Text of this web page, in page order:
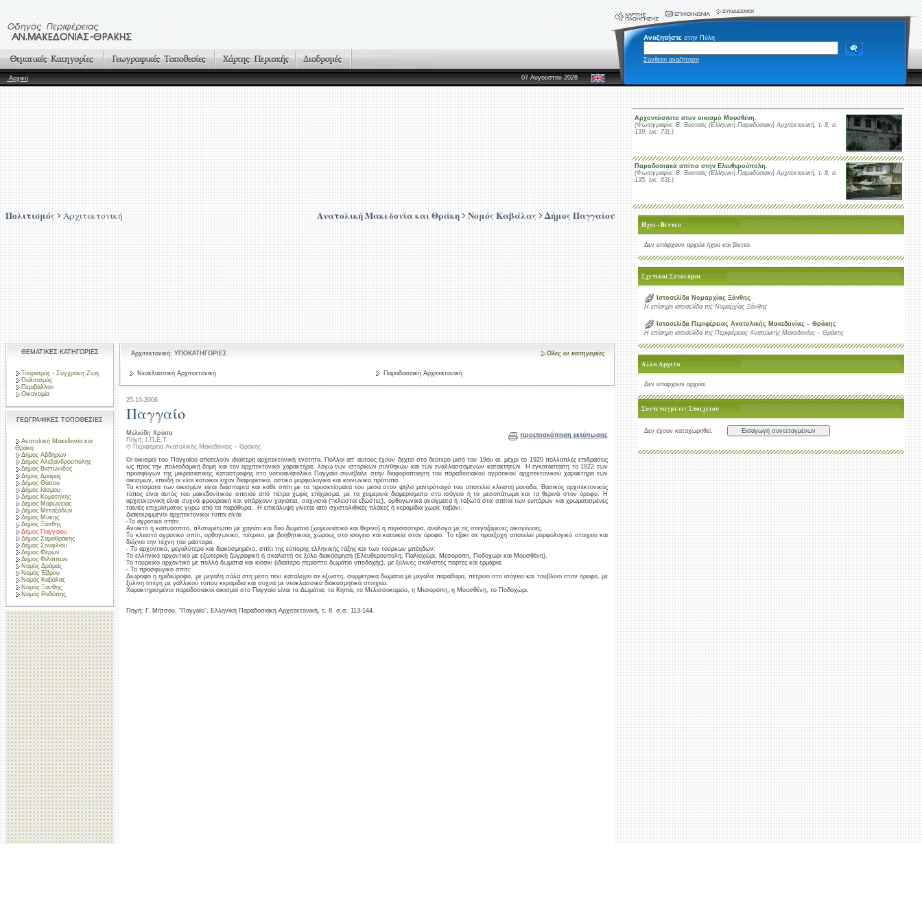
Αναζητήστε στην Πύλη
Σύνθετη αναζήτηση
Αρχική 07 Αυγούστου 2026
Πολιτισμός Αρχιτεκτονική Ανατολική Μακεδονία και Θράκη Νομός Καβάλας Δήμος Παγγαίου
Αρχοντόσπιτο στον οικισμό Μουσθένη.
(Φωτογραφία: Β. Βουτσάς (Ελληνική Παραδοσιακή Αρχιτεκτονική, τ. 8, σ.
139, εικ. 73).)
Παραδοσιακά σπίτια στην Ελευθερούπολη.
(Φωτογραφία: Β. Βουτσάς (Ελληνική Παραδοσιακή Αρχιτεκτονική, τ. 8, σ.
135, εικ. 63).)
Ήχοι - Βίντεο
Δεν υπάρχουν αρχεία ήχου και βίντεο.
Σχετικοί Σύνδεσμοι
Ιστοσελίδα Νομαρχίας Ξάνθης
Η επίσημη ιστοσελίδα της Νομαρχίας Ξάνθης
Ιστοσελίδα Περιφέρειας Ανατολικής Μακεδονίας – Θράκης
Η επίσημη ιστοσελίδα της Περιφέρειας Ανατολικής Μακεδονίας – Θράκης
Άλλα Αρχεία
Δεν υπάρχουν αρχεία.
Συντεταγμένες Στοιχείου
Δεν έχουν καταχωρηθεί.
ΘΕΜΑΤΙΚΕΣ ΚΑΤΗΓΟΡΙΕΣ
Τουρισμός - Σύγχρονη Ζωή
Πολιτισμός
Περιβάλλον
Οικονομία
ΓΕΩΓΡΑΦΙΚΕΣ ΤΟΠΟΘΕΣΙΕΣ
Ανατολική Μακεδονία και
Θράκη
Δήμος Αβδήρων
Δήμος Αλεξανδρούπολης
Δήμος Βιστωνίδος
Δήμος Δράμας
Δήμος Θάσου
Δήμος Ιάσμου
Δήμος Κομοτηνής
Δήμος Μαρωνείας
Δήμος Μεταξάδων
Δήμος Μύκης
Δήμος Ξάνθης
Δήμος Παγγαίου
Δήμος Σαμοθράκης
Δήμος Σουφλίου
Δήμος Φερών
Δήμος Φιλίππων
Νομός Δράμας
Νομός Έβρου
Νομός Καβάλας
Νομός Ξάνθης
Νομός Ροδόπης
Αρχιτεκτονική: ΥΠΟΚΑΤΗΓΟΡΙΕΣ Ολες οι κατηγορίες
Νεοκλασσική Αρχιτεκτονική Παραδοσιακή Αρχιτεκτονική
25-10-2006
Παγγαίο
Μελκίδη Χρύσα
Πηγή: Ι.Π.Ε.Τ.
© Περιφέρεια Ανατολικής Μακεδονίας – Θράκης
προεπισκόπηση εκτύπωσης
Οι οικισμοί του Παγγαίου αποτελούν ιδιαίτερη αρχιτεκτονική ενότητα. Πολλοί απ’ αυτούς έχουν δεχτεί στο δεύτερο μισό του 19ου αι. μέχρι το 1920 πολλαπλές επιδράσεις
ως προς την πολεοδομική δομή και τον αρχιτεκτονικό χαρακτήρα, λόγω των ιστορικών συνθηκών και των εναλλασσόμενων κατακτητών. Η εγκατάσταση το 1922 των
προσφύγων της μικρασιατικής καταστροφής στο νοτιοανατολικό Παγγαίο συνέβαλε στην διαφοροποίηση του παραδοσιακού αγροτικού αρχιτεκτονικού χαρακτήρα των
οικισμών, επειδή οι νέοι κάτοικοι είχαν διαφορετικά, αστικά μορφολογικά και κοινωνικά πρότυπα.
Τα κτίσματα των οικισμών είναι διάσπαρτα και κάθε σπίτι με τα προσκτίσματά του μέσα στον ψηλό μαντρότοιχό του αποτελεί κλειστή μονάδα. Βασικός αρχιτεκτονικός
τύπος είναι αυτός του μακεδονίτικου σπιτιού από πέτρα χωρίς επίχρισμα, με τα χειμερινά διαμερίσματα στο ισόγειο ή το μεσοπάτωμα και τα θερινά στον όροφο. Η
αρχιτεκτονική είναι συχνά φρουριακή και υπάρχουν χαγιάτια, σαχνισιά (=κλειστοί εξώστες), ορθογωνικά ανοίγματα ή τοξωτά στα σπίτια των ευπόρων και χρωματισμένες
ταινίες επιχρίσματος γύρω από τα παράθυρα.. Η επικάλυψη γίνεται από σχιστολιθικές πλάκες ή κεραμίδια χωρίς ταβάνι.
Διακεκριμμένοι αρχιτεκτονικοί τύποι είναι:
-Το αγροτικό σπίτι:
Ανοικτό ή καπνόσπιτο, πλατυμέτωπο με χαγιάτι και δύο δωμάτια (χειμωνιάτικο και θερινό) ή περισσότερα, ανάλογα με τις στεγαζόμενες οικογένειες.
Το κλειστό αγροτικό σπίτι, ορθογωνικό, πέτρινο, με βοηθητικούς χώρους στο ισόγειο και κατοικία στον όροφο. Το τζάκι σε προεξοχή αποτελεί μορφολογικό στοιχείο και
δείχνει την τέχνη του μάστορα.
- Το αρχοντικό, μεγαλύτερο και διακοσμημένο, σπίτι της εύπορης ελληνικής τάξης και των τούρκων μπέηδων:
Το ελληνικό αρχοντικό με εξωτερική ζωγραφική ή σκαλιστή σε ξύλο διακόσμηση (Ελευθερούπολη, Παλιοχώρι, Μεσορόπη, Ποδοχώρι και Μουσθένη).
Το τούρκικο αρχοντικό με πολλά δωμάτια και κιόσκι (ιδιαίτερο περίοπτο δωμάτιο υποδοχής), με ξύλινες σκαλιστές πόρτες και ερμάρια.
- Το προσφυγικό σπίτι:
Διώροφο ή ημιδιώροφο, με μεγάλη σάλα στη μέση που καταλήγει σε εξώστη, συμμετρικά δωμάτια με μεγάλα παράθυρα, πέτρινο στο ισόγειο και τούβλινο στον όροφο, με
ξύλινη στέγη με γαλλικού τύπου κεραμίδια και συχνά με νεοκλασσικά διακοσμητικά στοιχεία.
Χαρακτηρισμένοι παραδοσιακοί οικισμοί στο Παγγαίο είναι τα Δωμάτια, τα Κηπιά, το Μελισσοκομείο, η Μεσορόπη, η Μουσθένη, το Ποδοχώρι.
Πηγή: Γ. Μήτσου, “Παγγαίο”, Ελληνική Παραδοσιακή Αρχιτεκτονική, τ. 8, σ.σ. 113-144.